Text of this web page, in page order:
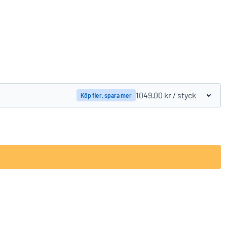
Köp fler, spara mer 1049.00 kr / styck